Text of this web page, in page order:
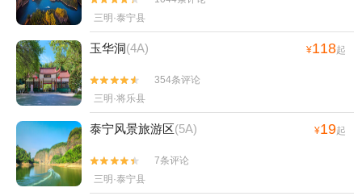
三明·泰宁县
玉华洞(4A) ¥118起


354条评论
三明·将乐县
泰宁风景旅游区(5A) ¥19起


7条评论
三明·泰宁县